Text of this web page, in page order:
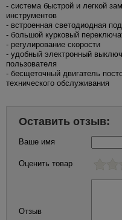
- система быстрой и легкой
инструментов
- встроенная светодиодная
- большой курковый
- регулирование скорости
- удобный электронный
пользователя
- бесщеточный двигатель
технического обслуживания
Оставить отзыв:
Ваше имя
Оценить товар
Отзыв